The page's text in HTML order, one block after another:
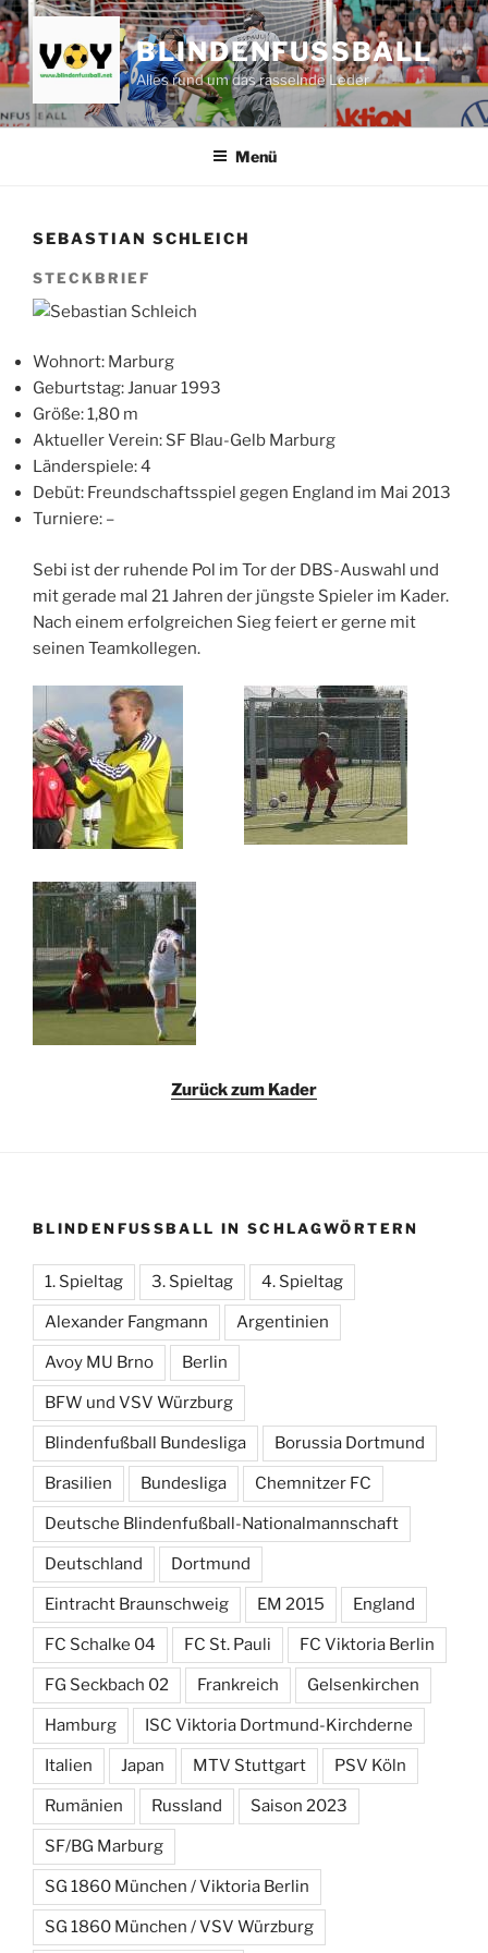
Zum
Inhalt
springen
BLINDENFUSSBALL
Alles rund um das rasselnde Leder
Menü
SEBASTIAN SCHLEICH
STECKBRIEF
Wohnort: Marburg
Geburtstag: Januar 1993
Größe: 1,80 m
Aktueller Verein: SF Blau-Gelb Marburg
Länderspiele: 4
Debüt: Freundschaftsspiel gegen England im Mai 2013
Turniere: –
Sebi ist der ruhende Pol im Tor der DBS-Auswahl und
mit gerade mal 21 Jahren der jüngste Spieler im Kader.
Nach einem erfolgreichen Sieg feiert er gerne mit
seinen Teamkollegen.
Zurück zum Kader
BLINDENFUSSBALL IN SCHLAGWÖRTERN
1. Spieltag 3. Spieltag 4. Spieltag
Alexander Fangmann Argentinien
Avoy MU Brno Berlin
BFW und VSV Würzburg
Blindenfußball Bundesliga Borussia Dortmund
Brasilien Bundesliga Chemnitzer FC
Deutsche Blindenfußball-Nationalmannschaft
Deutschland Dortmund
Eintracht Braunschweig EM 2015 England
FC Schalke 04 FC St. Pauli FC Viktoria Berlin
FG Seckbach 02 Frankreich Gelsenkirchen
Hamburg ISC Viktoria Dortmund-Kirchderne
Italien Japan MTV Stuttgart PSV Köln
Rumänien Russland Saison 2023
SF/BG Marburg
SG 1860 München / Viktoria Berlin
SG 1860 München / VSV Würzburg